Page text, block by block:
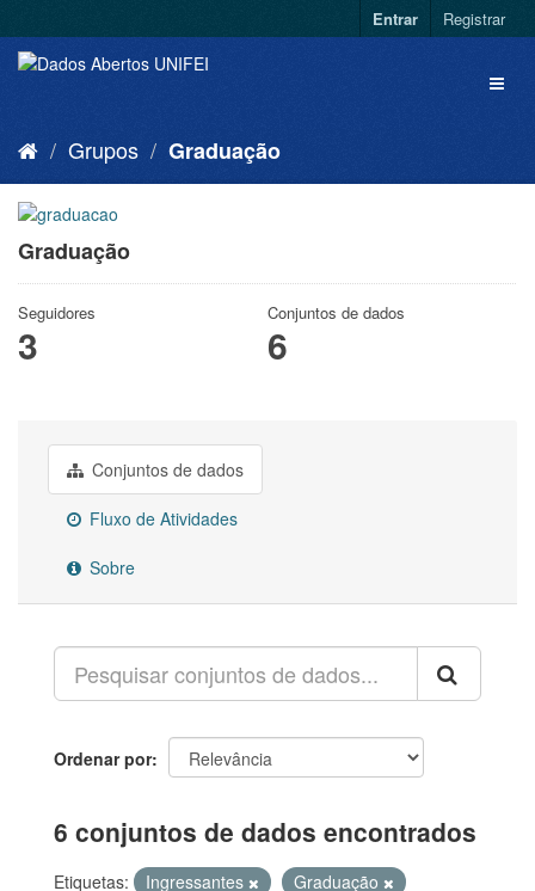
Entrar Registrar
Grupos Graduação
Graduação
Seguidores
3
Conjuntos de dados
6
Conjuntos de dados
Fluxo de Atividades
Sobre
Ordenar por
6 conjuntos de dados encontrados
Etiquetas: Ingressantes
Graduação